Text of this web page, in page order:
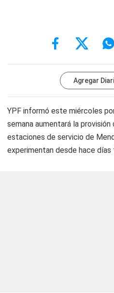
Agregar
YPF informó este miércoles
semana aumentará la
estaciones de servicio de
experimentan desde hace días